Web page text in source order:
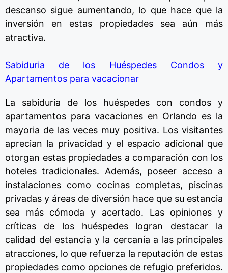
descanso sigue aumentando, lo que hace que la
inversión en estas propiedades sea aún más
atractiva.
Sabiduria de los Huéspedes Condos y
Apartamentos para vacacionar
La sabiduria de los huéspedes con condos y
apartamentos para vacaciones en Orlando es la
mayoria de las veces muy positiva. Los visitantes
aprecian la privacidad y el espacio adicional que
otorgan estas propiedades a comparación con los
hoteles tradicionales.
Además, poseer acceso a
instalaciones como cocinas completas,
piscinas
privadas y áreas de diversión hace que su estancia
sea más cómoda y acertado. Las opiniones y
críticas de los huéspedes logran destacar la
calidad del estancia y la cercanía a las principales
atracciones, lo que refuerza la reputación de estas
propiedades como opciones de refugio preferidos.